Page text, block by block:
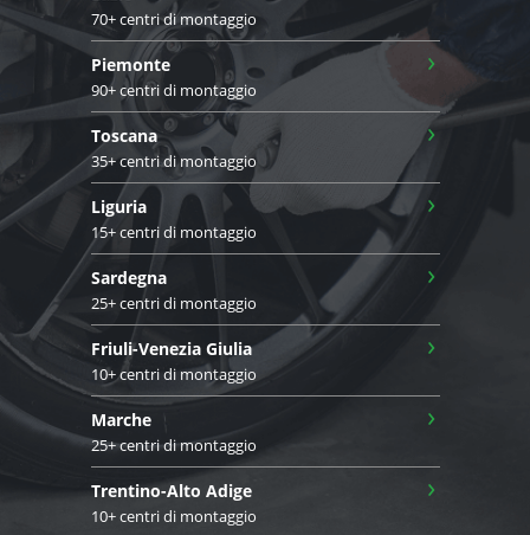
70+ centri di montaggio
Piemonte
90+ centri di montaggio
›
Toscana
35+ centri di montaggio
›
Liguria
15+ centri di montaggio
›
Sardegna
25+ centri di montaggio
›
Friuli-Venezia Giulia
10+ centri di montaggio
›
Marche
25+ centri di montaggio
›
Trentino-Alto Adige
10+ centri di montaggio
›